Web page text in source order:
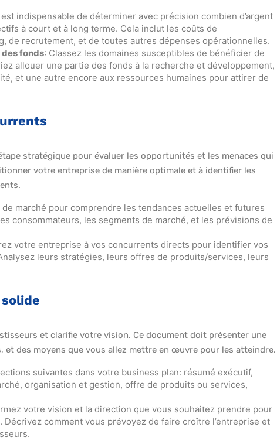
est indispensable de déterminer avec précision combien d’argent
à court et à long terme. Cela inclut les coûts de
de recrutement, et de toutes autres dépenses opérationnelles.
fonds: Classez les domaines susceptibles de bénéficier de
allouer une partie des fonds à la recherche et développement,
et une autre encore aux ressources humaines pour attirer de
stratégique pour évaluer les opportunités et les menaces qui
votre entreprise de manière optimale et à identifier les
marché pour comprendre les tendances actuelles et futures
consommateurs, les segments de marché, et les prévisions de
votre entreprise à vos concurrents directs pour identifier vos
leurs stratégies, leurs offres de produits/services, leurs
et clarifie votre vision. Ce document doit présenter une
et des moyens que vous allez mettre en œuvre pour les atteindre.
suivantes dans votre business plan: résumé exécutif,
organisation et gestion, offre de produits ou services,
votre vision et la direction que vous souhaitez prendre pour
comment vous prévoyez de faire croître l’entreprise et